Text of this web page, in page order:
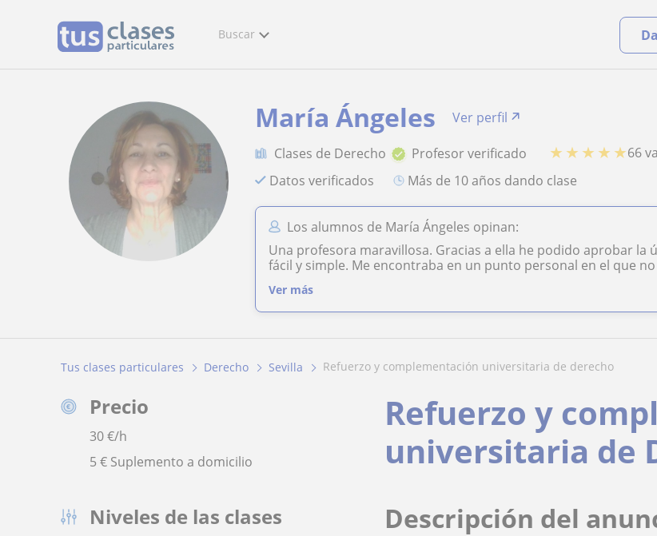
Buscar
María Ángeles Ver perfil
Clases de Derecho Profesor verificado ★ ★ ★ ★ ★66
Datos verificados
más de 10 años dando clase
Los alumnos de María Ángeles opinan:
Una profesora maravillosa. Gracias a ella he podido aprobar
fácil y simple. Me encontraba en un punto personal en el que no
Ver más
Tus clases particulares Derecho Sevilla refuerzo y complementación universitaria de derecho
Precio
30€/h
5 € Suplemento a domicilio
Niveles de las clases
Refuerzo y
universitaria de
Descripción del